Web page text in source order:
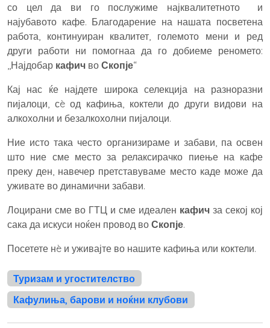
со цел да ви го послужиме најквалитетното и
најубавото кафе. Благодарение на нашата посветена
работа, континуиран квалитет, големото мени и ред
други работи ни помогнаа да го добиеме реномето:
,,Најдобар кафич во Скопје“
Кај нас ќе најдете широка селекција на разноразни
пијалоци, сè од кафиња, коктели до други видови на
алкохолни и безалкохолни пијалоци.
Ние исто така често организираме и забави, па освен
што ние сме место за релаксирачко пиење на кафе
преку ден, навечер претставуваме место каде може да
уживате во динамични забави.
Лоцирани сме во ГТЦ и сме идеален кафич за секој кој
сака да искуси ноќен провод во Скопје.
Посетете нè и уживајте во нашите кафиња или коктели.
Туризам и угостителство
Кафулиња, барови и ноќни клубови